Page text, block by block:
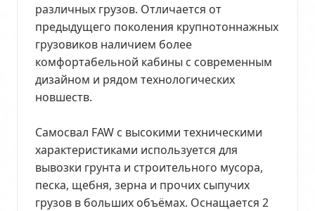
различных грузов. Отличается от
предыдущего поколения крупнотоннажных
грузовиков наличием более
комфортабельной кабины с современным
дизайном и рядом технологических
новшеств.
Самосвал FAW c высокими техническими
характеристиками используется для
вывозки грунта и строительного мусора,
песка, щебня, зерна и прочих сыпучих
грузов в больших объёмах. Оснащается 2